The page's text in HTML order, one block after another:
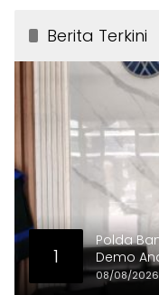
Berita Terkini
1
Polda
Demo
08/08/2026